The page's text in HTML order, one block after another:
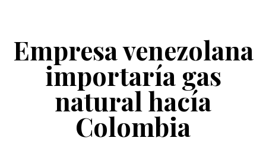
Empresa venezolana
importaría gas
natural hacía
Colombia